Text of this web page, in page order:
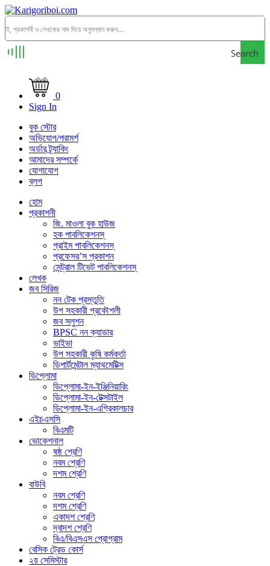
Search
0
Sign In
বুক স্টোর
অভিযোগ/পরামর্শ
অর্ডার ট্র্যাকিং
আমাদের সম্পর্কে
যোগাযোগ
ব্লগ
হোম
প্রকাশনী
জি. মাওলা বুক হাউজ
হক পাবলিকেশনস্
প্রাইম পাবলিকেশনস্
প্রফেসর’স প্রকাশন
সেন্ট্রাল টিভেট পাবলিকেশনস্
লেখক
জব সিরিজ
নন টেক প্রস্তুতি
উপ সহকারী প্রকৌশলী
জব সলুশন
BPSC নন ক্যাডার
ভাইভা
উপ সহকারী কৃষি কর্মকর্তা
ডিপার্টমেন্টাল ম্যাথমেটিক্স
ডিপ্লোমা
ডিপ্লোমা-ইন-ইঞ্জিনিয়ারিং
ডিপ্লোমা-ইন-টেক্সটাইল
ডিপ্লোমা-ইন-এগ্রিকালচার
এইচএসসি
বিএমটি
ভোকেশনাল
ষষ্ঠ শ্রেণি
নবম শ্রেণি
দশম শ্রেণি
বাউবি
নবম শ্রেণি
দশম শ্রেণি
একাদশ শ্রেণি
দ্বাদশ শ্রেণি
বিএ/বিএসএস প্রোগ্রাম
বেসিক ট্রেড কোর্স
২য় সেমিস্টার